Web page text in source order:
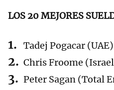
LOS 20 MEJORES
Tadej Pogacar
Chris Froome
Peter Sagan (Total